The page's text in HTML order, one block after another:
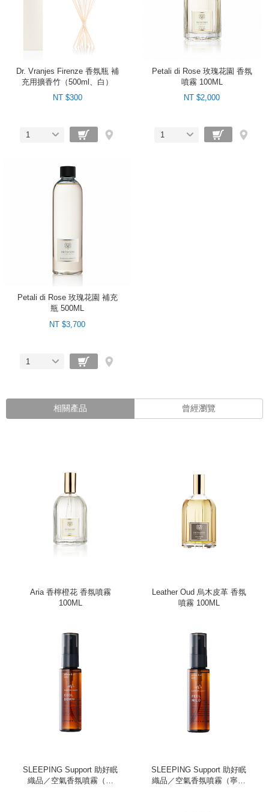
Dr. Vranjes Firenze 香氛瓶 補
充用擴香竹（500ml、白）
NT $300
1
Petali di Rose 玫瑰花園 香氛
噴霧 100ML
NT $2,000
1
Petali di Rose 玫瑰花園 補充
瓶 500ML
NT $3,700
1
相關產品 曾經瀏覽
Aria 香檸橙花 香氛噴霧
100ML
Leather Oud 烏木皮革 香氛
噴霧 100ML
SLEEPING Support 助好眠
織品／空氣香氛噴霧（冷
SLEEPING Support 助好眠
織品／空氣香氛噴霧（寧靜